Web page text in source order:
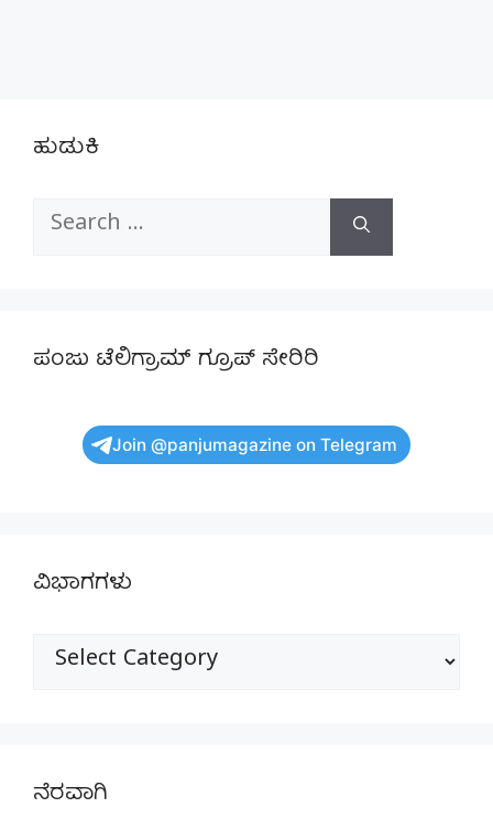
ಹುಡುಕಿ
Search
ಪಂಜು ಟೆಲಿಗ್ರಾಮ್ ಗ್ರೂಪ್ ಸೇರಿರಿ
Join @panjumagazine on Telegram
ವಿಭಾಗಗಳು
ವಿಭಾಗಗಳು
ನೆರವಾಗಿ